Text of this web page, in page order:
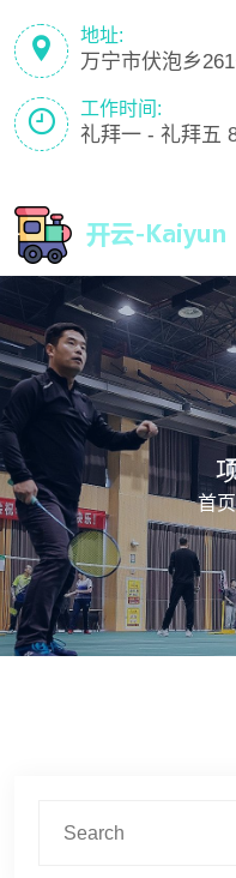
地址:
万宁市伏泡乡
工作时间:
礼拜一 - 礼拜五
首页